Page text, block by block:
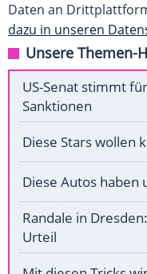
Daten an
dazu in unseren
Unsere Themen-
US-Senat stimmt
Sanktionen
Diese Stars wollen
Diese Autos haben
Randale in
Urteil